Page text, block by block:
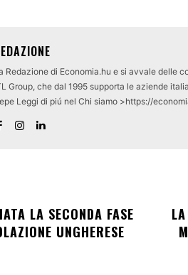
Redazione di Economia.hu e si avvale delle
Group, che dal 1995 supporta le aziende
Leggi di piú nel Chi siamo >https://
LA SECONDA FASE
UNGHERESE